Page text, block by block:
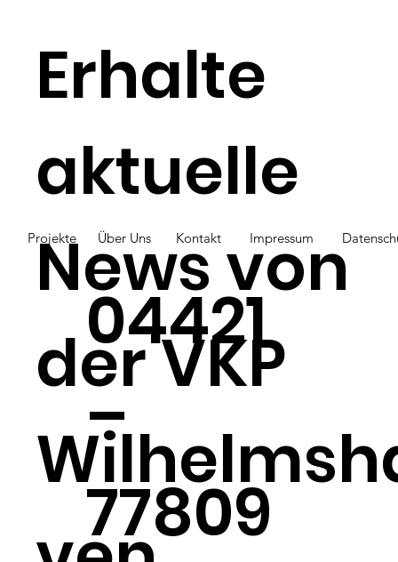
Juli/August/September
Erhalte
aktuelle
News von
der VKP
Projekte Über Uns Kontakt Impressum
04421
–
77809